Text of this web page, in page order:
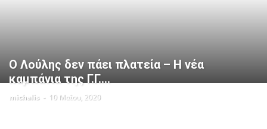
Ο Λούλης δεν πάει πλατεία – H νέα
καμπάνια της Γ.Γ....
michalis - 10 Μαΐου, 2020